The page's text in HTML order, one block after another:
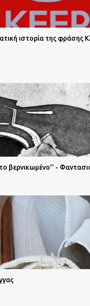
ιστορία της φράσης
βερνικωμένο'' -